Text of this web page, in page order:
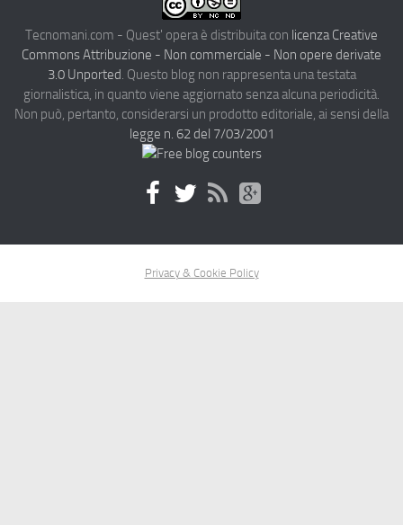
Tecnomani.com - Quest' opera è distribuita con licenza Creative
Commons Attribuzione - Non commerciale - Non opere derivate
3.0 Unported. Questo blog non rappresenta una testata
giornalistica, in quanto viene aggiornato senza alcuna periodicità.
Non può, pertanto, considerarsi un prodotto editoriale, ai sensi della
legge n. 62 del 7/03/2001
Privacy & Cookie Policy